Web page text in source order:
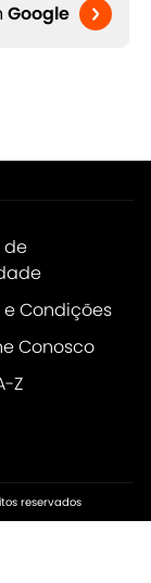
Google
de
e Condições
Conosco
Z
reservados